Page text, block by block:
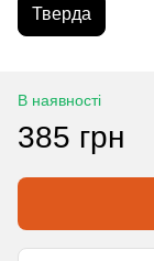
Тверда
В наявності
385 грн